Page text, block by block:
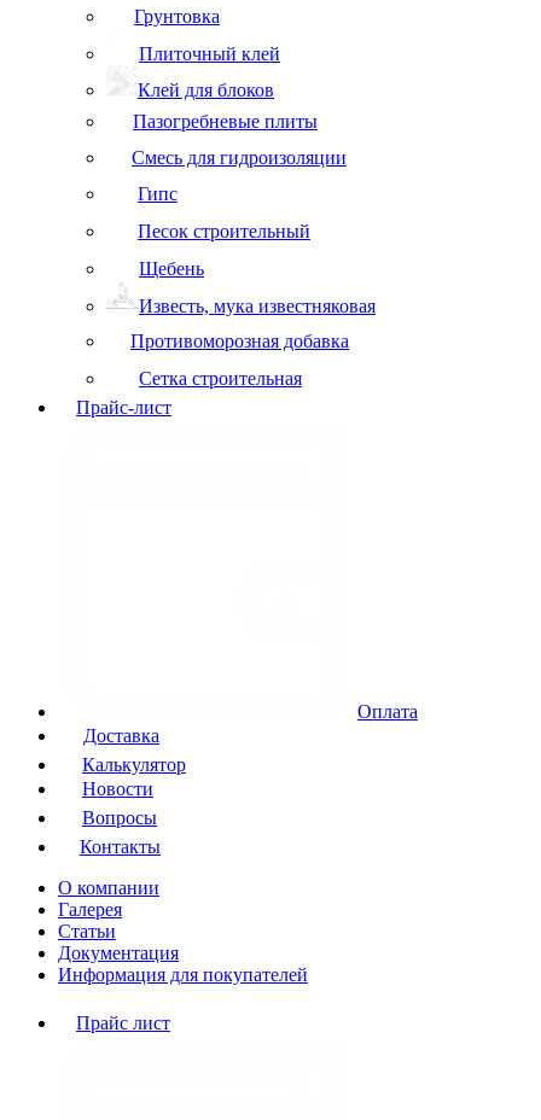
Грунтовка
Плиточный клей
Клей для блоков
Пазогребневые плиты
Смесь для гидроизоляции
Гипс
Песок строительный
Щебень
Известь, мука известняковая
Противоморозная добавка
Сетка строительная
Прайс-лист
Оплата
Доставка
Калькулятор
Новости
Вопросы
Контакты
О компании
Галерея
Статьи
Документация
Информация для покупателей
Прайс лист